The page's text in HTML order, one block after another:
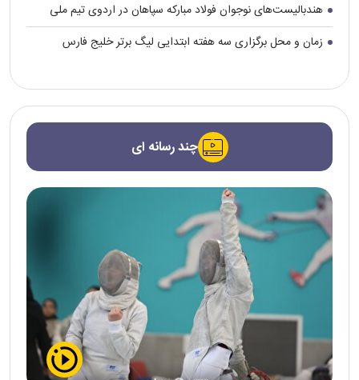
هندبالیست‌های نوجوان فولاد مبارکه سپاهان در اردوی تیم ملی
زمان و محل برگزاری سه هفته ابتدایی لیگ برتر خلیج فارس
چند رسانه ای